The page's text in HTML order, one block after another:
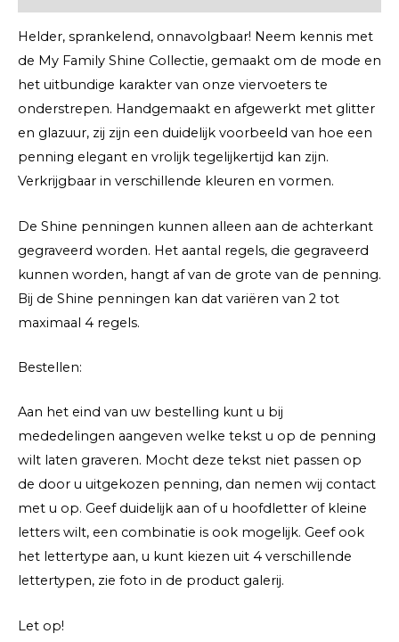
Helder, sprankelend, onnavolgbaar! Neem kennis met
de My Family Shine Collectie, gemaakt om de mode en
het uitbundige karakter van onze viervoeters te
onderstrepen. Handgemaakt en afgewerkt met glitter
en glazuur, zij zijn een duidelijk voorbeeld van hoe een
penning elegant en vrolijk tegelijkertijd kan zijn.
Verkrijgbaar in verschillende kleuren en vormen.
De Shine penningen kunnen alleen aan de achterkant
gegraveerd worden. Het aantal regels, die gegraveerd
kunnen worden, hangt af van de grote van de penning.
Bij de Shine penningen kan dat variëren van 2 tot
maximaal 4 regels.
Bestellen:
Aan het eind van uw bestelling kunt u bij
mededelingen aangeven welke tekst u op de penning
wilt laten graveren. Mocht deze tekst niet passen op
de door u uitgekozen penning, dan nemen wij contact
met u op. Geef duidelijk aan of u hoofdletter of kleine
letters wilt, een combinatie is ook mogelijk. Geef ook
het lettertype aan, u kunt kiezen uit 4 verschillende
lettertypen, zie foto in de product galerij.
Let op!